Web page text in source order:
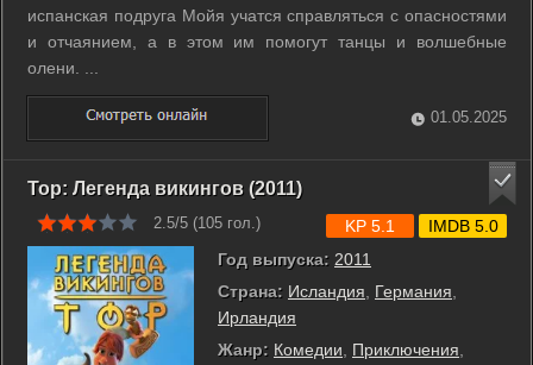
испанская подруга Мойя учатся справляться с опасностями
и отчаянием, а в этом им помогут танцы и волшебные
олени. ...
01.05.2025
Тор: Легенда викингов (2011)
2.5/5 (105 гол.)
Год выпуска: 2011
Страна: Исландия, Германия,
Ирландия
Жанр: Комедии, Приключения,
KP 5.1 IMDB 5.0